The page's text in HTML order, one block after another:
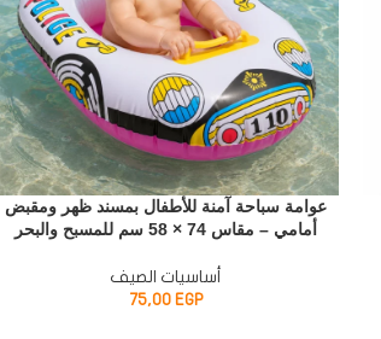
عوامة سباحة آمنة للأطفال بمسند ظهر ومقبض
أمامي – مقاس 74 × 58 سم للمسبح والبحر
أساسيات الصيف
75,00 EGP